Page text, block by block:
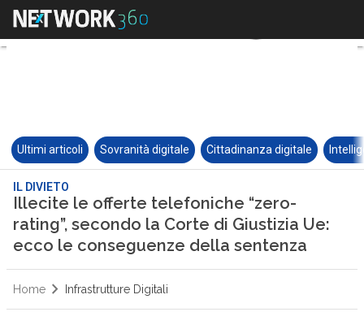
Ultimi articoli Sovranità digitale Cittadinanza digitale
IL DIVIETO
Illecite le offerte telefoniche “zero-
rating”, secondo la Corte di Giustizia Ue:
ecco le conseguenze della sentenza
Home Infrastrutture Digitali